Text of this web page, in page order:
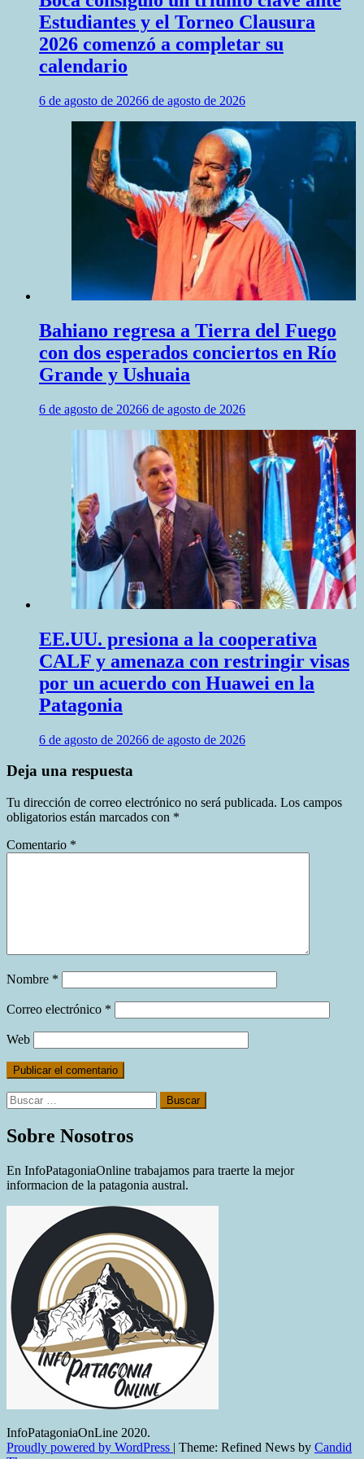
Estudiantes y el Torneo Clausura
2026 comenzó a completar su
calendario
6 de agosto de 20266 de agosto de 2026
Bahiano regresa a Tierra del Fuego
con dos esperados conciertos en Río
Grande y Ushuaia
6 de agosto de 20266 de agosto de 2026
EE.UU. presiona a la cooperativa
CALF y amenaza con restringir visas
por un acuerdo con Huawei en la
Patagonia
6 de agosto de 20266 de agosto de 2026
Deja una respuesta
Tu dirección de correo electrónico no será publicada. Los campos
obligatorios están marcados con *
Comentario *
Nombre *
Correo electrónico *
Web
Buscar:
Sobre Nosotros
En InfoPatagoniaOnline trabajamos para traerte la mejor
informacion de la patagonia austral.
InfoPatagoniaOnLine 2020.
Proudly powered by WordPress | Theme: Refined News by Candid